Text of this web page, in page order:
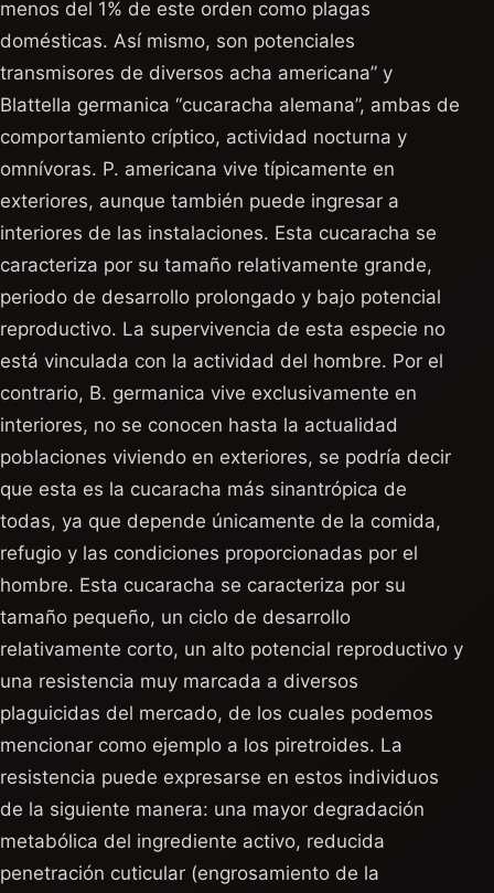
menos del 1% de este orden como plagas
domésticas. Así mismo, son potenciales
transmisores de diversos acha americana” y
Blattella germanica “cucaracha alemana”, ambas de
comportamiento críptico, actividad nocturna y
omnívoras. P. americana vive típicamente en
exteriores, aunque también puede ingresar a
interiores de las instalaciones. Esta cucaracha se
caracteriza por su tamaño relativamente grande,
periodo de desarrollo prolongado y bajo potencial
reproductivo. La supervivencia de esta especie no
está vinculada con la actividad del hombre. Por el
contrario, B. germanica vive exclusivamente en
interiores, no se conocen hasta la actualidad
poblaciones viviendo en exteriores, se podría decir
que esta es la cucaracha más sinantrópica de
todas, ya que depende únicamente de la comida,
refugio y las condiciones proporcionadas por el
hombre. Esta cucaracha se caracteriza por su
tamaño pequeño, un ciclo de desarrollo
relativamente corto, un alto potencial reproductivo y
una resistencia muy marcada a diversos
plaguicidas del mercado, de los cuales podemos
mencionar como ejemplo a los piretroides. La
resistencia puede expresarse en estos individuos
de la siguiente manera: una mayor degradación
metabólica del ingrediente activo, reducida
penetración cuticular (engrosamiento de la